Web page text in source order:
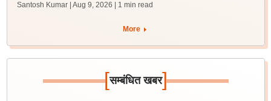
Santosh Kumar | Aug 9, 2026 | 1 min read
More
[सम्बंधित खबर]